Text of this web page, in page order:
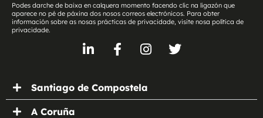
Podes darche de baixa en calquera momento facendo clic na ligazón que
aparece no pé de páxina dos nosos correos electrónicos. Para obter
información sobre as nosas prácticas de privacidade, visite nosa política de
privacidade.
Santiago de Compostela
A Coruña